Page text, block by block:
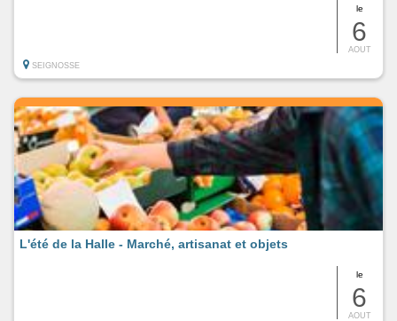
le
6
AOUT
SEIGNOSSE
le
6
AOUT
L'été de la Halle - Marché, artisanat et objets